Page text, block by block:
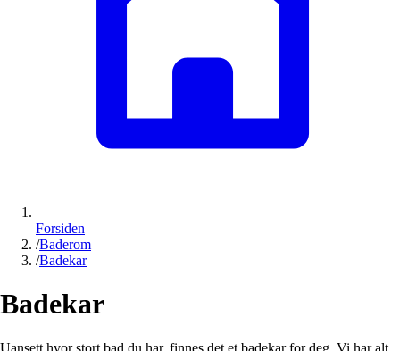
Forsiden
/Baderom
/Badekar
Badekar
Uansett hvor stort bad du har, finnes det et badekar for deg. Vi har alt